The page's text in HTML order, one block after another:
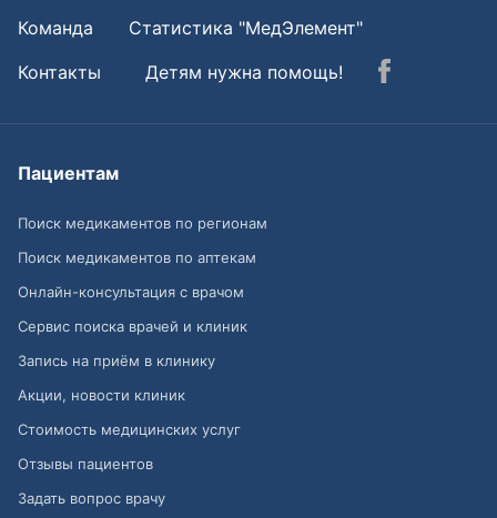
Команда
Статистика "МедЭлемент"
Контакты
Детям нужна помощь!
Пациентам
Поиск медикаментов по регионам
Поиск медикаментов по аптекам
Онлайн-консультация с врачом
Сервис поиска врачей и клиник
Запись на приём в клинику
Акции, новости клиник
Стоимость медицинских услуг
Отзывы пациентов
Задать вопрос врачу